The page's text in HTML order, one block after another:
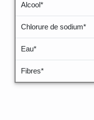
Alcool*
Chlorure de sodium*
Eau*
Fibres*